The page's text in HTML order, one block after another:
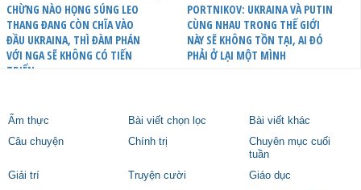
CHỪNG NÀO HỌNG SÚNG LEO
THANG ĐANG CÒN CHĨA VÀO
ĐẦU UKRAINA, THÌ ĐÀM PHÁN
VỚI NGA SẼ KHÔNG CÓ TIẾN
TRIỂN
PORTNIKOV: UKRAINA VÀ PUTIN
CÙNG NHAU TRONG THẾ GIỚI
NÀY SẼ KHÔNG TỒN TẠI, AI ĐÓ
PHẢI Ở LẠI MỘT MÌNH
Ẩm thực Bài viết chọn lọc
Bài viết khác
Câu chuyện
Chính trị
Chuyên mục cuối
tuần
Giải trí
Truyện cười
Giáo dục